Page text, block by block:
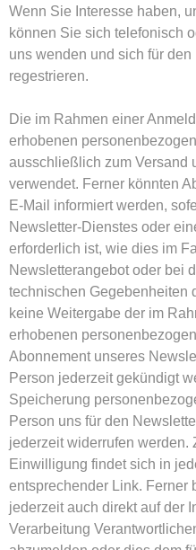
Wenn Sie Interesse haben,
können Sie sich telefonisch
uns wenden und sich für
regestrieren.
Die im Rahmen einer
erhobenen
ausschließlich zum Versand
verwendet. Ferner könnten
E-Mail informiert werden,
Newsletter-Dienstes oder
erforderlich ist, wie dies im
Newsletterangebot oder bei
technischen Gegebenheiten
keine Weitergabe der im
erhobenen
Abonnement unseres
Person jederzeit gekündigt
Speicherung
Person uns für den
jederzeit widerrufen werden.
Einwilligung findet sich in
entsprechender Link. Ferner
jederzeit auch direkt auf der
Verarbeitung